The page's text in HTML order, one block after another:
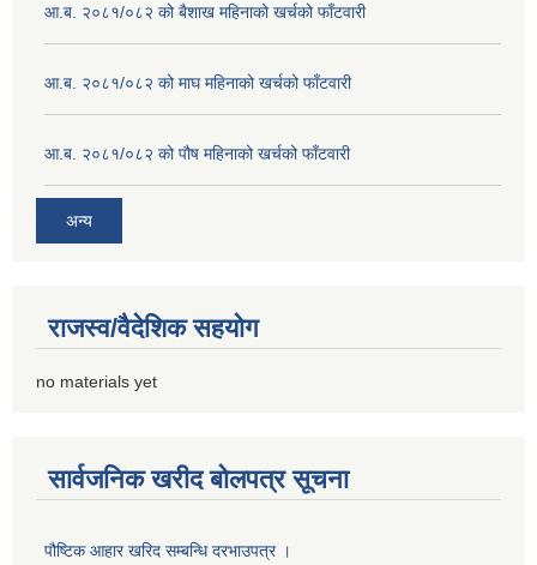
आ.ब. २०८१/०८२ को बैशाख महिनाको खर्चको फाँटवारी
आ.ब. २०८१/०८२ को माघ महिनाको खर्चको फाँटवारी
आ.ब. २०८१/०८२ को पौष महिनाको खर्चको फाँटवारी
अन्य
राजस्व/वैदेशिक सहयोग
no materials yet
सार्वजनिक खरीद बोलपत्र सूचना
पौष्टिक आहार खरिद सम्बन्धि दरभाउपत्र ।